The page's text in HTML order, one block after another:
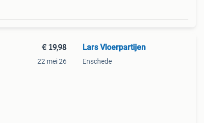
€ 19,98
22 mei 26
Lars Vloerpartijen
Enschede